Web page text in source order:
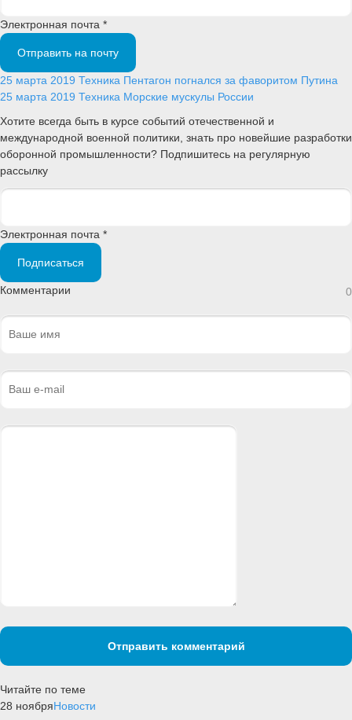
Электронная почта *
Отправить на почту
25 марта 2019 Техника Пентагон погнался за фаворитом Путина
25 марта 2019 Техника Морские мускулы России
Хотите всегда быть в курсе событий отечественной и
международной военной политики, знать про новейшие разработки
оборонной промышленности? Подпишитесь на регулярную
рассылку
Электронная почта *
Подписаться
Комментарии 0
Отправить комментарий
Читайте по теме
28 ноябряНовости